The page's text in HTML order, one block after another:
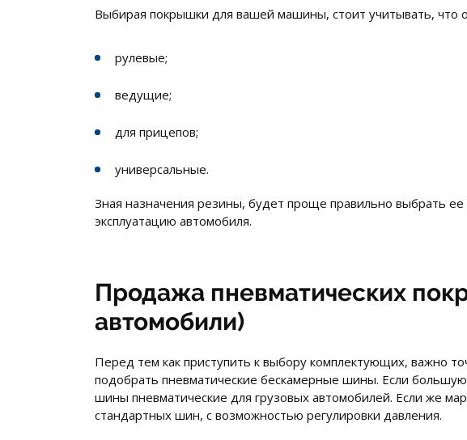
Выбирая покрышки для вашей машины, стоит учитывать, что
рулевые;
ведущие;
для прицепов;
универсальные.
Зная назначения резины, будет проще правильно выбрать
эксплуатацию автомобиля.
Продажа пневматических
автомобили)
Перед тем как приступить к выбору комплектующих, важно
подобрать пневматические бескамерные шины. Если
шины пневматические для грузовых автомобилей. Если же
стандартных шин, с возможностью регулировки давления.